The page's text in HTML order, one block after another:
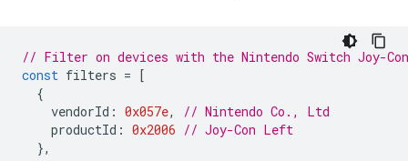
// Filter on devices with the Nintendo Switch Joy-Con
const filters = [
{
vendorId : 0x057e,
// Nintendo Co., Ltd
productId : 0x2006 // Joy-Con Left
},